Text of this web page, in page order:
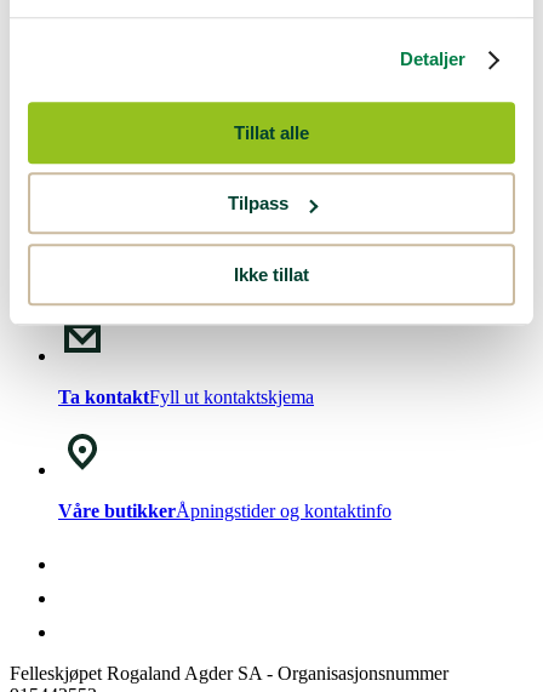
Detaljer
Tillat alle
Tilpass
Ikke tillat
BondeKompaniet erFelleskjøpet Rogaland Agdersitt butikkonsept
BondeKompaniet har det du trenger av praktisk utstyr, reparasjon og
gode råd innenfor hus og hage, fritid, kjæledyr og landbruk.
Nyhetsbrev!Meld deg på vårtnyhetsbrev.
Mandag - Fredag kl. 08-15
Ta kontaktFyll ut kontaktskjema
Våre butikkerÅpningstider og kontaktinfo
Felleskjøpet Rogaland Agder SA - Organisasjonsnummer